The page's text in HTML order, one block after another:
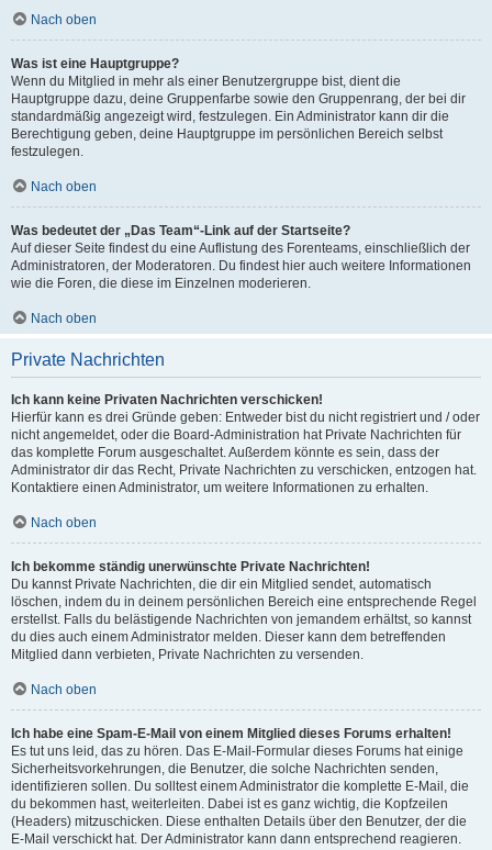
Nach oben
Was ist eine Hauptgruppe?
Wenn du Mitglied in mehr als einer Benutzergruppe bist, dient die
Hauptgruppe dazu, deine Gruppenfarbe sowie den Gruppenrang, der bei dir
standardmäßig angezeigt wird, festzulegen. Ein Administrator kann dir die
Berechtigung geben, deine Hauptgruppe im persönlichen Bereich selbst
festzulegen.
Nach oben
Was bedeutet der „Das Team“-Link auf der Startseite?
Auf dieser Seite findest du eine Auflistung des Forenteams, einschließlich der
Administratoren, der Moderatoren. Du findest hier auch weitere Informationen
wie die Foren, die diese im Einzelnen moderieren.
Nach oben
Private Nachrichten
Ich kann keine Privaten Nachrichten verschicken!
Hierfür kann es drei Gründe geben: Entweder bist du nicht registriert und / oder
nicht angemeldet, oder die Board-Administration hat Private Nachrichten für
das komplette Forum ausgeschaltet. Außerdem könnte es sein, dass der
Administrator dir das Recht, Private Nachrichten zu verschicken, entzogen hat.
Kontaktiere einen Administrator, um weitere Informationen zu erhalten.
Nach oben
Ich bekomme ständig unerwünschte Private Nachrichten!
Du kannst Private Nachrichten, die dir ein Mitglied sendet, automatisch
löschen, indem du in deinem persönlichen Bereich eine entsprechende Regel
erstellst. Falls du belästigende Nachrichten von jemandem erhältst, so kannst
du dies auch einem Administrator melden. Dieser kann dem betreffenden
Mitglied dann verbieten, Private Nachrichten zu versenden.
Nach oben
Ich habe eine Spam-E-Mail von einem Mitglied dieses Forums erhalten!
Es tut uns leid, das zu hören. Das E-Mail-Formular dieses Forums hat einige
Sicherheitsvorkehrungen, die Benutzer, die solche Nachrichten senden,
identifizieren sollen. Du solltest einem Administrator die komplette E-Mail, die
du bekommen hast, weiterleiten. Dabei ist es ganz wichtig, die Kopfzeilen
(Headers) mitzuschicken. Diese enthalten Details über den Benutzer, der die
E-Mail verschickt hat. Der Administrator kann dann entsprechend reagieren.